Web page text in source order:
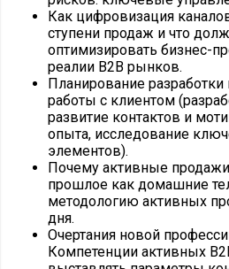
Как цифровизация
ступени продаж и что
оптимизировать бизнес-
реалии В2В рынков.
Планирование
работы с клиентом
развитие контактов и
опыта, исследование
элементов).
Почему активные
прошлое как домашние
методологию активных
дня.
Очертания новой
Компетенции активных